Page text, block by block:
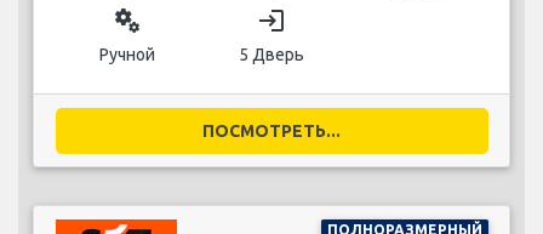
miscellaneous_services
Ручной
login
5 Дверь
ПОСМОТРЕТЬ...
ПОЛНОРАЗМЕРНЫЙ